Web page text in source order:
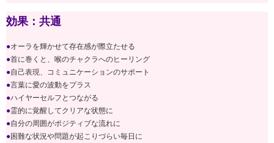
効果：共通
●オーラを輝かせて存在感が際立たせる
●首に巻くと、喉のチャクラへのヒーリング
●自己表現、コミュニケーションのサポート
●言葉に愛の波動をプラス
●ハイヤーセルフとつながる
●霊的に覚醒してクリアな状態に
●自分の周囲がポジティブな流れに
●困難な状況や問題が起こりづらい毎日に